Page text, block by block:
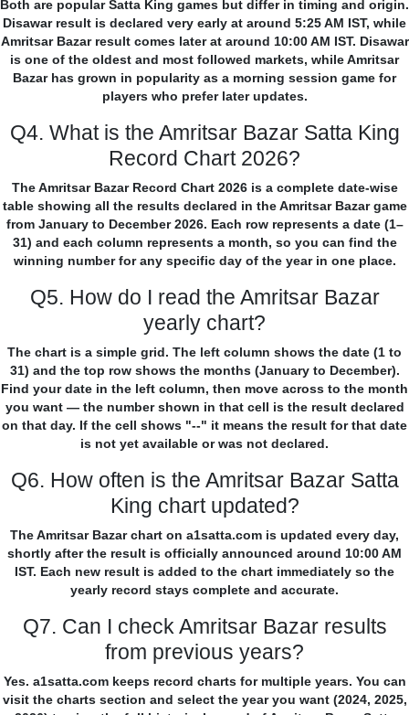
Both are popular Satta King games but differ in timing and origin.
Disawar result is declared very early at around 5:25 AM IST, while
Amritsar Bazar result comes later at around 10:00 AM IST. Disawar
is one of the oldest and most followed markets, while Amritsar
Bazar has grown in popularity as a morning session game for
players who prefer later updates.
Q4. What is the Amritsar Bazar Satta King
Record Chart 2026?
The Amritsar Bazar Record Chart 2026 is a complete date-wise
table showing all the results declared in the Amritsar Bazar game
from January to December 2026. Each row represents a date (1–
31) and each column represents a month, so you can find the
winning number for any specific day of the year in one place.
Q5. How do I read the Amritsar Bazar
yearly chart?
The chart is a simple grid. The left column shows the date (1 to
31) and the top row shows the months (January to December).
Find your date in the left column, then move across to the month
you want — the number shown in that cell is the result declared
on that day. If the cell shows "--" it means the result for that date
is not yet available or was not declared.
Q6. How often is the Amritsar Bazar Satta
King chart updated?
The Amritsar Bazar chart on a1satta.com is updated every day,
shortly after the result is officially announced around 10:00 AM
IST. Each new result is added to the chart immediately so the
yearly record stays complete and accurate.
Q7. Can I check Amritsar Bazar results
from previous years?
Yes. a1satta.com keeps record charts for multiple years. You can
visit the charts section and select the year you want (2024, 2025,